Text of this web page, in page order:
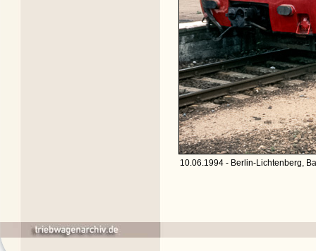
10.06.1994 - Berlin-Lichtenberg,